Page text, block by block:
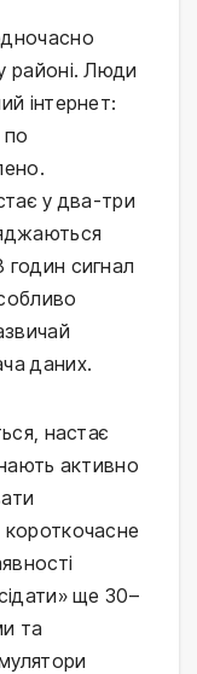
районі. Люди
інтернет:
по
у два-три
сигнал
даних.
настає
активно
ще 30–
та